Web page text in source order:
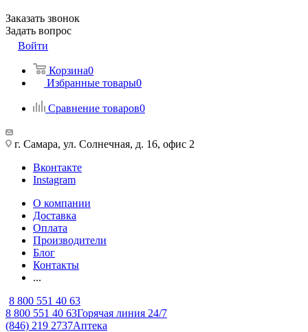
Заказать звонок
Задать вопрос
Войти
Корзина0
Избранные товары0
Сравнение товаров0
г. Самара, ул. Солнечная, д. 16, офис 2
Вконтакте
Instagram
О компании
Доставка
Оплата
Производители
Блог
Контакты
...
8 800 551 40 63
8 800 551 40 63Горячая линия 24/7
(846) 219 2737Аптека